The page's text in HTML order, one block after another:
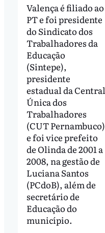
Valença é filiado ao
PT e foi presidente
do Sindicato dos
Trabalhadores da
Educação
(Sintepe),
presidente
estadual da Central
Única dos
Trabalhadores
(CUT Pernambuco)
e foi vice prefeito
de Olinda de 2001 a
2008, na gestão de
Luciana Santos
(PCdoB), além de
secretário de
Educação do
município.